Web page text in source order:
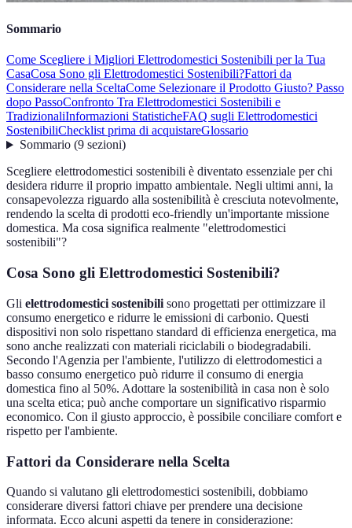
Sommario
Come Scegliere i Migliori Elettrodomestici Sostenibili per la Tua
CasaCosa Sono gli Elettrodomestici Sostenibili?Fattori da
Considerare nella SceltaCome Selezionare il Prodotto Giusto? Passo
dopo PassoConfronto Tra Elettrodomestici Sostenibili e
TradizionaliInformazioni StatisticheFAQ sugli Elettrodomestici
SostenibiliChecklist prima di acquistareGlossario
Sommario(9 sezioni)
Scegliere elettrodomestici sostenibili è diventato essenziale per chi
desidera ridurre il proprio impatto ambientale. Negli ultimi anni, la
consapevolezza riguardo alla sostenibilità è cresciuta notevolmente,
rendendo la scelta di prodotti eco-friendly un'importante missione
domestica. Ma cosa significa realmente "elettrodomestici
sostenibili"?
Cosa Sono gli Elettrodomestici Sostenibili?
Gli elettrodomestici sostenibili sono progettati per ottimizzare il
consumo energetico e ridurre le emissioni di carbonio. Questi
dispositivi non solo rispettano standard di efficienza energetica, ma
sono anche realizzati con materiali riciclabili o biodegradabili.
Secondo l'Agenzia per l'ambiente, l'utilizzo di elettrodomestici a
basso consumo energetico può ridurre il consumo di energia
domestica fino al 50%. Adottare la sostenibilità in casa non è solo
una scelta etica; può anche comportare un significativo risparmio
economico. Con il giusto approccio, è possibile conciliare comfort e
rispetto per l'ambiente.
Fattori da Considerare nella Scelta
Quando si valutano gli elettrodomestici sostenibili, dobbiamo
considerare diversi fattori chiave per prendere una decisione
informata. Ecco alcuni aspetti da tenere in considerazione: